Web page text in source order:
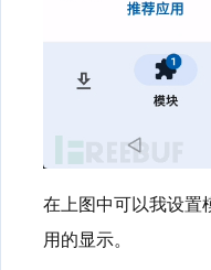
在上图中可以我设置
用的显示。